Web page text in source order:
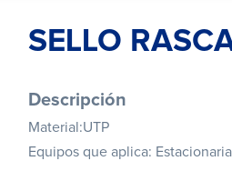
SELLO
Descripción
Material:UTP
Equipos que aplica: